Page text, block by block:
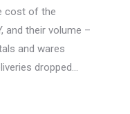
cost of the
and their volume –
and wares
dropped…